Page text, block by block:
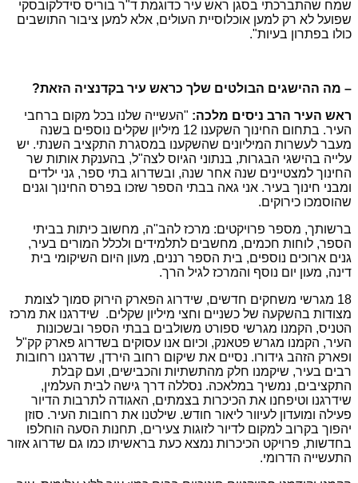
שמח שהתברכתי בסגן ראש עיר כדוגמת ד"ר בוריס סידלקובסקי
שפועל לא רק למען אוכלוסיית העולים, אלא למען ציבור התושבים
כולו בפתרון בעיות".
– מה ההישגים הבולטים שלך כראש עיר בקדנציה הזאת?
ראש העיר הרב ניסים מלכה: "העשייה שלנו בכל מקום ברחבי
העיר. בתחום החינוך השקענו 12 מיליון שקלים נוספים בשנה
מעבר לעשרות המיליונים שהשקענו במסגרת התקציב השנתי. יש
עלייה בהישגי הבגרות, בנתוני הגיוס לצה"ל, בהענקת אותות שר
החינוך למצטיינים שנה אחר שנה, ובשדרוג בתי ספר, גני ילדים
ומבני חינוך בעיר. אני גאה בבתי הספר שזכו בפרס החינוך וגנים
שהוסמכו כירוקים.
ברשותך, מספר פרויקטים: מרכז להב"ה, מחשוב כיתות בביתי
הספר, לוחות חכמים, מחשבים לתלמידים ולכלל המורים בעיר,
גנים ארוכים נוספים, בית הספר רננים, מעון היום השיקומי בית
דינה, מעון יום נוסף והמרכז לגיל הרך.
18 מגרשי משחקים חדשים, שידרוג הפארק הירוק סמוך לצומת
מצודות בהשקעה של כשניים וחצי מיליון שקלים. שידרגנו את מרכז
הטניס, הקמנו מגרשי ספורט משולבים בבתי הספר ובשכונות
העיר, הקמנו מגרש פטאנק, וכיום אנו עסוקים בשדרוג פארק קק"ל
ופארק הזהב גידורו. נסיים את שיקום רחוב הירדן, שדרגנו רחובות
רבים בעיר, שיקמנו חלק מהתשתיות והכבישים, ועם קבלת
התקציבים, נמשיך במלאכה. נסללה דרך גישה לבית העלמין,
שידרגנו וטיפחנו את הכיכרות בצמתים, האגודה לתרבות הדיור
פעילה ומועדון לעיוור ליאור חודש. שילטנו את רחובות העיר. סוזן
יהפוך בקרוב למקום לדיור לזוגות צעירים, תחנות הסעה הוחלפו
בחדשות, פרויקט הכיכרות נמצא כעת בראשיתו כמו גם שדרוג אזור
התעשייה הדרומי.